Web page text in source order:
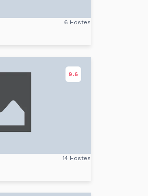
6 Hostes
9.6
14 Hostes